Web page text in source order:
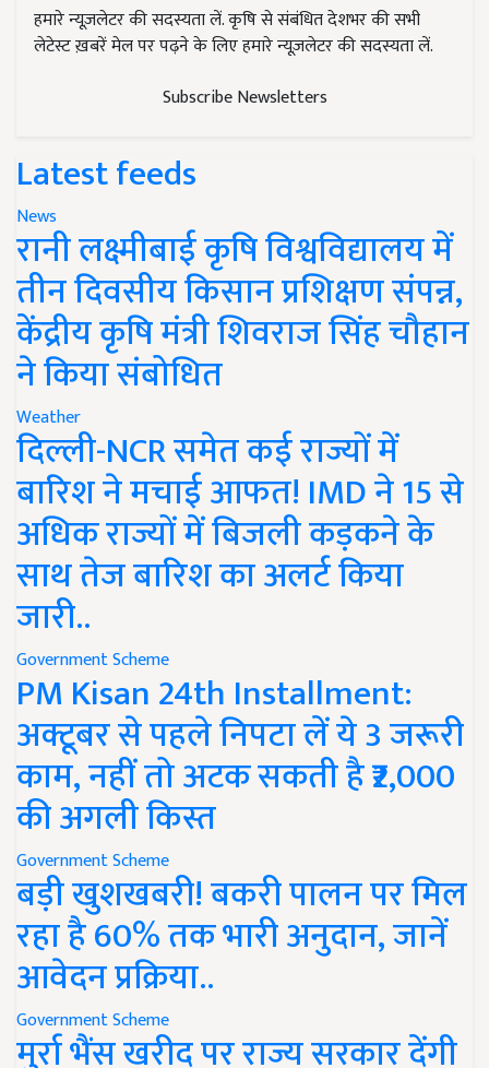
हमारे न्यूज़लेटर की सदस्यता लें. कृषि से संबंधित देशभर की सभी
लेटेस्ट ख़बरें मेल पर पढ़ने के लिए हमारे न्यूज़लेटर की सदस्यता लें.
Subscribe Newsletters
Latest feeds
News
रानी लक्ष्मीबाई कृषि विश्वविद्यालय में
तीन दिवसीय किसान प्रशिक्षण संपन्न,
केंद्रीय कृषि मंत्री शिवराज सिंह चौहान
ने किया संबोधित
Weather
दिल्ली-NCR समेत कई राज्यों में
बारिश ने मचाई आफत! IMD ने 15 से
अधिक राज्यों में बिजली कड़कने के
साथ तेज बारिश का अलर्ट किया
जारी..
Government Scheme
PM Kisan 24th Installment:
अक्टूबर से पहले निपटा लें ये 3 जरूरी
काम, नहीं तो अटक सकती है ₹2,000
की अगली किस्त
Government Scheme
बड़ी खुशखबरी! बकरी पालन पर मिल
रहा है 60% तक भारी अनुदान, जानें
आवेदन प्रक्रिया..
Government Scheme
मुर्रा भैंस खरीद पर राज्य सरकार देंगी